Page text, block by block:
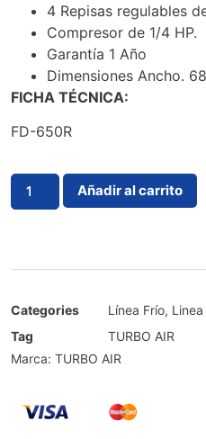
4 Repisas regulables
Compresor de 1/4 HP.
Garantía 1 Año
Dimensiones Ancho.
FICHA TÉCNICA:
FD-650R
Añadir al carrito
Categories Línea Frío,
Tag
TURBO AIR
Marca: TURBO AIR